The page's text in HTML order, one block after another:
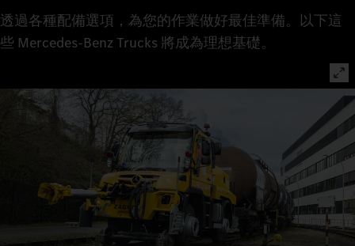
透過各種配備選項，為您的作業做好最佳準備。以下這
些 Mercedes-Benz Trucks 將成為理想基礎。